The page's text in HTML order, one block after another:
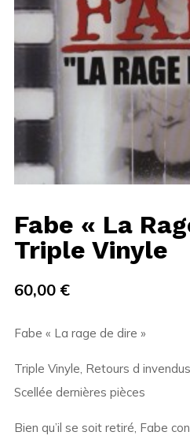
Fabe « La
Triple Vinyle
60,00 €
Fabe « La rage de dire »
Triple Vinyle, Retours d
Scellée dernières pièces
Bien qu’il se soit retiré, Fabe